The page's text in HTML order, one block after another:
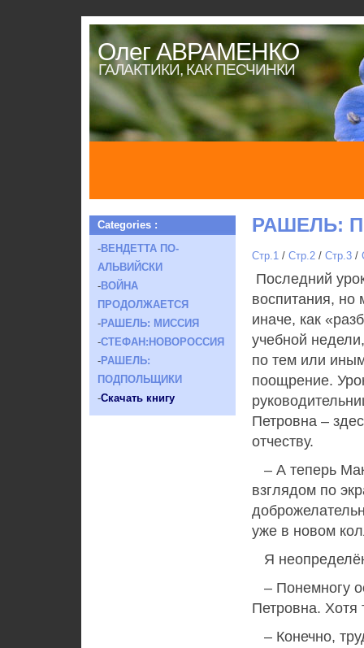
Олег АВРАМЕНКО
ГАЛАКТИКИ, КАК ПЕСЧИНКИ
РАШЕЛЬ:
Стр.1 / Стр.2 / Стр.3 /
Последний
воспитания, но
иначе, как
учебной
по тем или
поощрение.
Петровна –
отчеству.
– А теперь
взглядом по
уже в новом
Я
– Понемногу
Петровна. Хотя
– Конечно,
Categories :
-ВЕНДЕТТА ПО-
АЛЬВИЙСКИ
-ВОЙНА
ПРОДОЛЖАЕТСЯ
-РАШЕЛЬ: МИССИЯ
-СТЕФАН:НОВОРОССИЯ
-РАШЕЛЬ:
ПОДПОЛЬЩИКИ
-Скачать книгу